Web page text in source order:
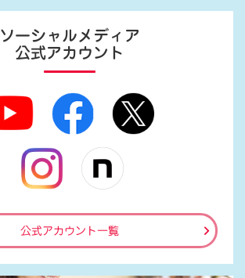
ソーシャルメディア
公式アカウント
公式アカウント一覧